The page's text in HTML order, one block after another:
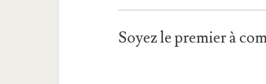
Soyez le premier à